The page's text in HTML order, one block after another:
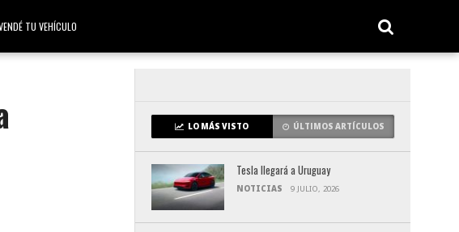
TU VEHÍCULO
LO MÁS VISTO ÚLTIMOS ARTÍCULOS
Tesla llegará a Uruguay
NOTICIAS 9 JULIO, 2026